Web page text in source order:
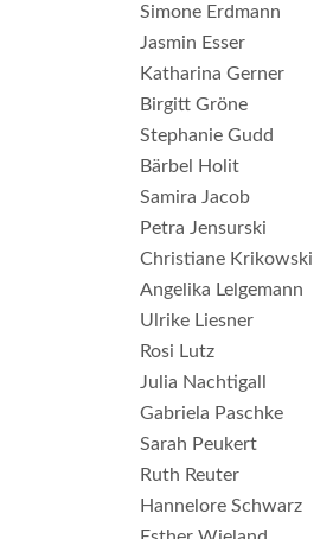
Simone Erdmann
Jasmin Esser
Katharina Gerner
Birgitt Gröne
Stephanie Gudd
Bärbel Holit
Samira Jacob
Petra Jensurski
Christiane Krikowski
Angelika Lelgemann
Ulrike Liesner
Rosi Lutz
Julia Nachtigall
Gabriela Paschke
Sarah Peukert
Ruth Reuter
Hannelore Schwarz